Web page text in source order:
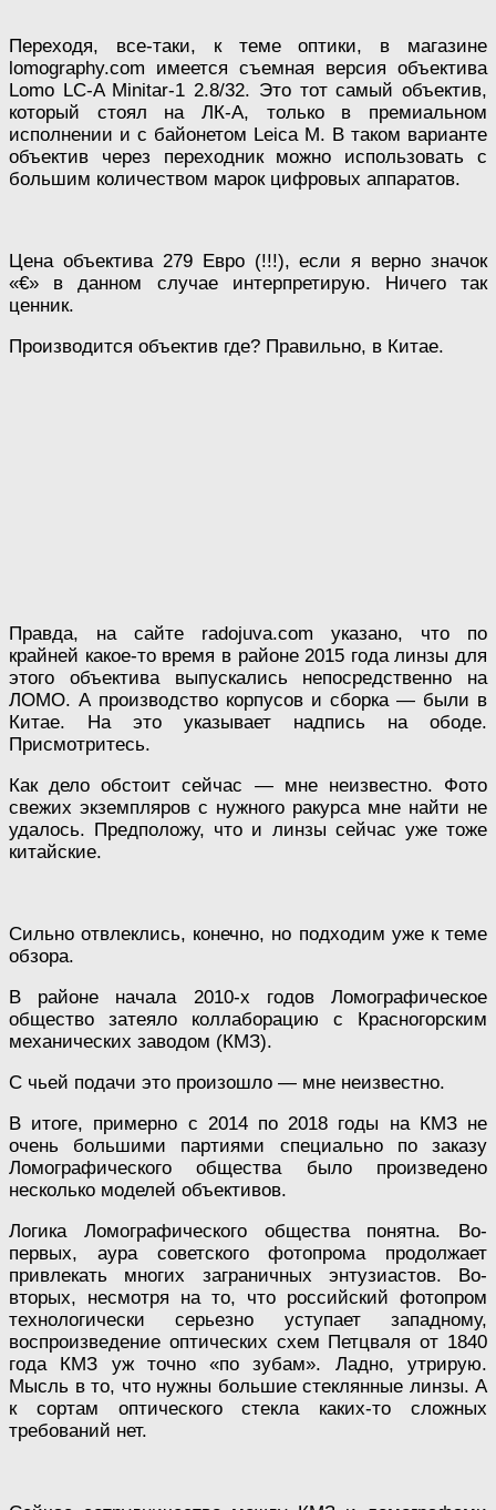
Переходя, все-таки, к теме оптики, в магазине
lomography.com имеется съемная версия объектива
Lomo LC-A Minitar-1 2.8/32. Это тот самый объектив,
который стоял на ЛК-А, только в премиальном
исполнении и с байонетом Leica M. В таком варианте
объектив через переходник можно использовать с
большим количеством марок цифровых аппаратов.
Цена объектива 279 Евро (!!!), если я верно значок
«€» в данном случае интерпретирую. Ничего так
ценник.
Производится объектив где? Правильно, в Китае.
Правда, на сайте radojuva.com указано, что по
крайней какое-то время в районе 2015 года линзы для
этого объектива выпускались непосредственно на
ЛОМО. А производство корпусов и сборка — были в
Китае. На это указывает надпись на ободе.
Присмотритесь.
Как дело обстоит сейчас — мне неизвестно. Фото
свежих экземпляров с нужного ракурса мне найти не
удалось. Предположу, что и линзы сейчас уже тоже
китайские.
Сильно отвлеклись, конечно, но подходим уже к теме
обзора.
В районе начала 2010-х годов Ломографическое
общество затеяло коллаборацию с Красногорским
механических заводом (КМЗ).
С чьей подачи это произошло — мне неизвестно.
В итоге, примерно с 2014 по 2018 годы на КМЗ не
очень большими партиями специально по заказу
Ломографического общества было произведено
несколько моделей объективов.
Логика Ломографического общества понятна. Во-
первых, аура советского фотопрома продолжает
привлекать многих заграничных энтузиастов. Во-
вторых, несмотря на то, что российский фотопром
технологически серьезно уступает западному,
воспроизведение оптических схем Петцваля от 1840
года КМЗ уж точно «по зубам». Ладно, утрирую.
Мысль в то, что нужны большие стеклянные линзы. А
к сортам оптического стекла каких-то сложных
требований нет.